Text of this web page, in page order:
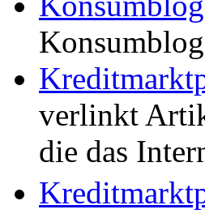
verlinkt
die das